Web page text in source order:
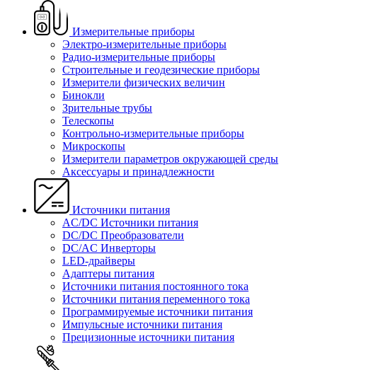
Измерительные приборы
Электро-измерительные приборы
Радио-измерительные приборы
Строительные и геодезические приборы
Измерители физических величин
Бинокли
Зрительные трубы
Телескопы
Контрольно-измерительные приборы
Микроскопы
Измерители параметров окружающей среды
Аксессуары и принадлежности
Источники питания
AC/DC Источники питания
DC/DC Преобразователи
DC/AC Инверторы
LED-драйверы
Адаптеры питания
Источники питания постоянного тока
Источники питания переменного тока
Программируемые источники питания
Импульсные источники питания
Прецизионные источники питания